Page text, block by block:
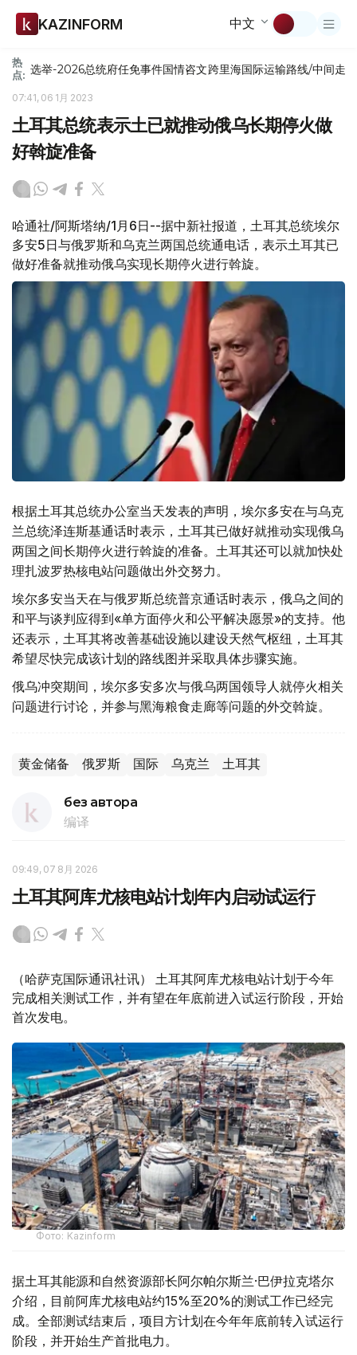
KAZINFORM 中文
热
点: 选举-2026总统府任免事件国情咨文跨里海国际运输路线/中间走廊
07:41, 06 1月 2023
土耳其总统表示土已就推动俄乌长期停火做
好斡旋准备
哈通社/阿斯塔纳/1月6日--据中新社报道，土耳其总统埃尔
多安5日与俄罗斯和乌克兰两国总统通电话，表示土耳其已
做好准备就推动俄乌实现长期停火进行斡旋。
根据土耳其总统办公室当天发表的声明，埃尔多安在与乌克
兰总统泽连斯基通话时表示，土耳其已做好就推动实现俄乌
两国之间长期停火进行斡旋的准备。土耳其还可以就加快处
理扎波罗热核电站问题做出外交努力。
埃尔多安当天在与俄罗斯总统普京通话时表示，俄乌之间的
和平与谈判应得到«单方面停火和公平解决愿景»的支持。他
还表示，土耳其将改善基础设施以建设天然气枢纽，土耳其
希望尽快完成该计划的路线图并采取具体步骤实施。
俄乌冲突期间，埃尔多安多次与俄乌两国领导人就停火相关
问题进行讨论，并参与黑海粮食走廊等问题的外交斡旋。
黄金储备 俄罗斯 国际 乌克兰 土耳其
без автора
编译
09:49, 07 8月 2026
土耳其阿库尤核电站计划年内启动试运行
（哈萨克国际通讯社讯） 土耳其阿库尤核电站计划于今年
完成相关测试工作，并有望在年底前进入试运行阶段，开始
首次发电。
Фото: Kazinform
据土耳其能源和自然资源部长阿尔帕尔斯兰·巴伊拉克塔尔
介绍，目前阿库尤核电站约15%至20%的测试工作已经完
成。全部测试结束后，项目方计划在今年年底前转入试运行
阶段，并开始生产首批电力。